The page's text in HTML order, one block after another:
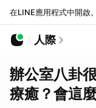
在LINE應用程式中開啟。
人際
辦公室八卦
療癒？會這